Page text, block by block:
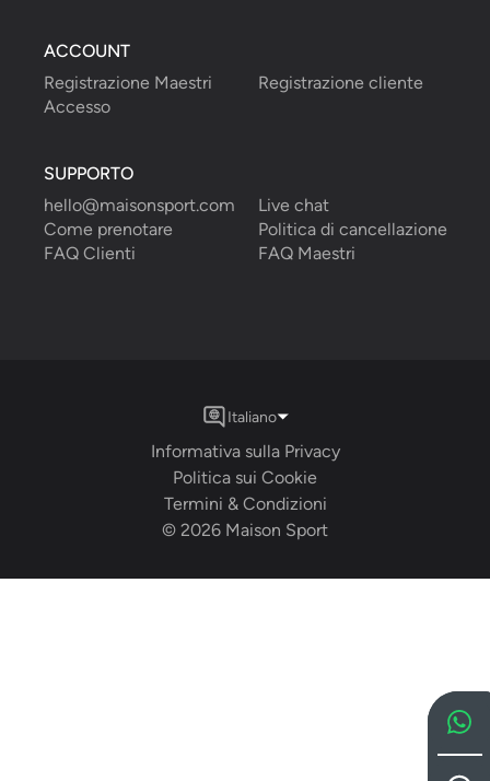
ACCOUNT
Registrazione Maestri
Registrazione cliente
Accesso
SUPPORTO
hello@maisonsport.com
Live chat
Come prenotare
Politica di cancellazione
FAQ Clienti
FAQ Maestri
© 2026 Maison Sport
Termini & Condizioni
Politica sui Cookie
Informativa sulla Privacy
Italiano